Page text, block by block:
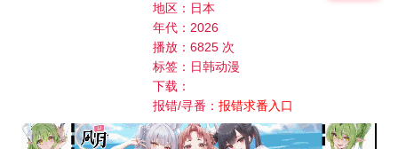
地区：日本
年代：2026
播放：6825 次
标签：日韩动漫
下载：
报错/寻番：报错求番入口